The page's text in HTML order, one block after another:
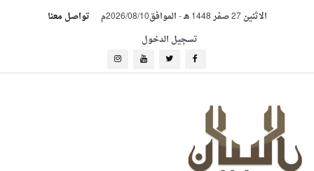
الاثنين 27 صفر 1448 هـ -الموافق2026/08/10م
تواصل معنا
تسجيل الدخول